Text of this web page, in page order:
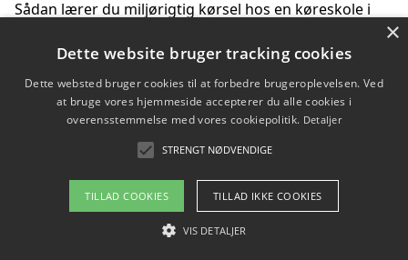
Sådan lærer du miljørigtig kørsel hos en køreskole i
Copyright 2026 - Pilanto Aps
Om / kontakt
×
Dette website bruger tracking cookies
Dette websted bruger cookies til at forbedre brugeroplevelsen. Ved
at bruge vores hjemmeside accepterer du alle cookies i
overensstemmelse med vores cookiepolitik. Detaljer
STRENGT NØDVENDIGE
TILLAD COOKIES TILLAD IKKE COOKIES
VIS DETALJER